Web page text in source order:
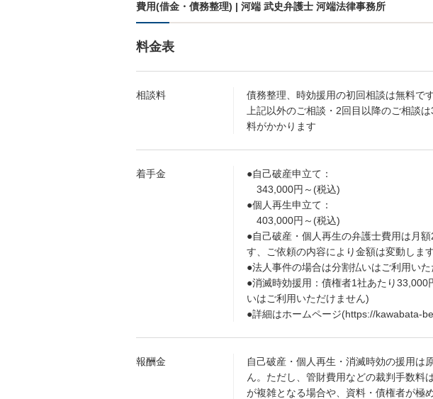
費用(借金・債務整理) | 河端 武史弁護士 河端法律事務所
料金表
相談料
債務整理、時効援用の初回相談は無料で
上記以外のご相談・2回目以降のご相談
料がかかります
着手金
●自己破産申立て：
343,000円～(税込)
●個人再生申立て：
403,000円～(税込)
●自己破産・個人再生の弁護士費用は月
す、ご依頼の内容により金額は変動します
●法人事件の場合は分割払いはご利用いた
●消滅時効援用：債権者1社あたり
いはご利用いただけません)
●詳細はホームページ(https://kawabata-
報酬金
自己破産・個人再生・消滅時効の援用は
ん。ただし、管財費用などの裁判手数料
が複雑となる場合や、資料・債権者が極